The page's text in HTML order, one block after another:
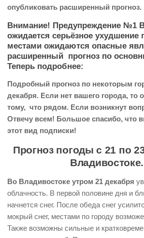
опубликовать расширенный прогноз.
Внимание! Предупреждение №1
ожидается серьёзное ухудшение
местами ожидаются опасные
расширенный прогноз по
Теперь подробнее:
Подробный прогноз по некоторым
декабря. Если нет вашего города, то
тому, что рядом. Если возникнут
Отвечу всем! Большое спасибо, что
этот вид подписки!
Прогноз погоды с 21 по
Владивостоке.
Во Владивостоке утром 21 декабря
облачность. В первой половине дня и
начнется снег. После обеда снег
мокрый снег, местами по городу
Также возможны сильные и